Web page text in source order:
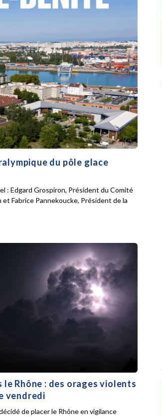
du pôle glace
: Edgard Grospiron, Président du Comité
Fabrice Pannekoucke, Président de la
le Rhône : des orages violents
vendredi
de placer le Rhône en vigilance